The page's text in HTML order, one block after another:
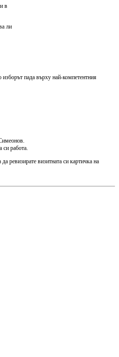
в
ли
пада върху най-компетентния
си работа.
ревизирате визитната си картичка на